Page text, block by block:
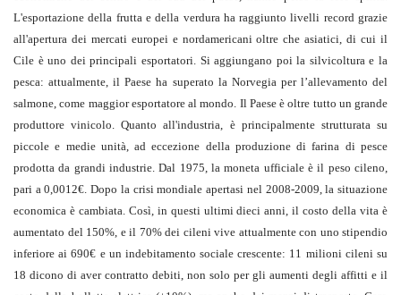
L'esportazione della frutta e della verdura ha raggiunto livelli record grazie
all'apertura dei mercati europei e nordamericani oltre che asiatici, di cui il
Cile è uno dei principali esportatori. Si aggiungano poi la silvicoltura e la
pesca: attualmente, il Paese ha superato la Norvegia per l’allevamento del
salmone, come maggior esportatore al mondo. Il Paese è oltre tutto un grande
produttore vinicolo. Quanto all'industria, è principalmente strutturata su
piccole e medie unità, ad eccezione della produzione di farina di pesce
prodotta da grandi industrie. Dal 1975, la moneta ufficiale è il peso cileno,
pari a 0,0012€. Dopo la crisi mondiale apertasi nel 2008-2009, la situazione
economica è cambiata. Così, in questi ultimi dieci anni, il costo della vita è
aumentato del 150%, e il 70% dei cileni vive attualmente con uno stipendio
inferiore ai 690€ e un indebitamento sociale crescente: 11 milioni cileni su
18 dicono di aver contratto debiti, non solo per gli aumenti degli affitti e il